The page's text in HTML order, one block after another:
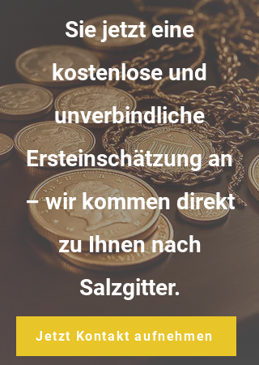
Sie jetzt eine
kostenlose und
unverbindliche
Ersteinschätzung an
– wir kommen direkt
zu Ihnen nach
Salzgitter.
Jetzt Kontakt aufnehmen